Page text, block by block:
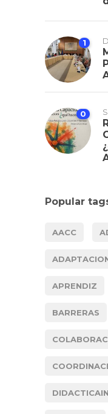
1
0
Popular
AACC
APRENDIZ
BARRERAS